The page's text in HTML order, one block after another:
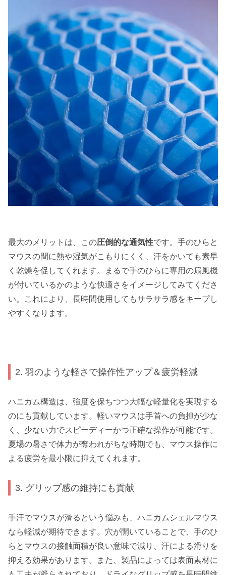
最大のメリットは、この圧倒的な通気性です。手のひらと
マウスの間に熱や湿気がこもりにくく、汗をかいても素早
く乾燥を促してくれます。まるで手のひらに専用の扇風機
が付いているかのような快適さをイメージしてみてくださ
い。これにより、長時間使用してもサラサラ感をキープし
やすくなります。
2. 羽のような軽さで操作性アップ＆疲労軽減
ハニカム構造は、強度を保ちつつ大幅な軽量化を実現する
のにも貢献しています。軽いマウスは手首への負担が少な
く、少ない力でスピーディーかつ正確な操作が可能です。
夏場の暑さで体力が奪われがちな時期でも、マウス操作に
よる疲労を最小限に抑えてくれます。
3. グリップ感の維持にも貢献
手汗でマウスが滑るという悩みも、ハニカムシェルマウス
なら軽減が期待できます。穴が開いていることで、手のひ
らとマウスの接触面積が良い意味で減り、汗による滑りを
抑える効果があります。また、製品によっては表面素材に